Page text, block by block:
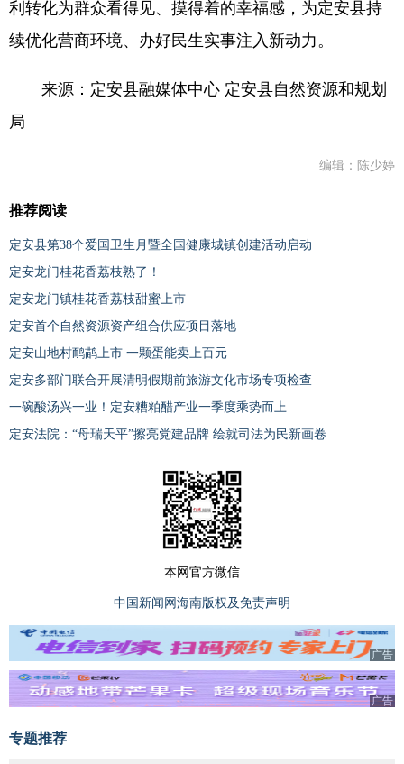
利转化为群众看得见、摸得着的幸福感，为定安县持
续优化营商环境、办好民生实事注入新动力。
来源：定安县融媒体中心 定安县自然资源和规划
局
编辑：陈少婷
推荐阅读
定安县第38个爱国卫生月暨全国健康城镇创建活动启动
定安龙门桂花香荔枝熟了！
定安龙门镇桂花香荔枝甜蜜上市
定安首个自然资源资产组合供应项目落地
定安山地村鸸鹋上市 一颗蛋能卖上百元
定安多部门联合开展清明假期前旅游文化市场专项检查
一碗酸汤兴一业！定安糟粕醋产业一季度乘势而上
定安法院：“母瑞天平”擦亮党建品牌 绘就司法为民新画卷
本网官方微信
中国新闻网海南版权及免责声明
广告
广告
专题推荐